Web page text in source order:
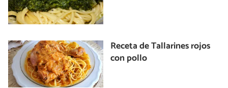
Receta de Tallarines rojos
con pollo